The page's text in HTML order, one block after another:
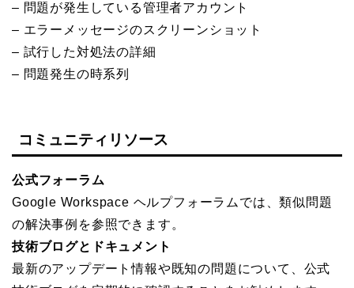
– 問題が発生している管理者アカウント
– エラーメッセージのスクリーンショット
– 試行した対処法の詳細
– 問題発生の時系列
コミュニティリソース
公式フォーラム
Google Workspace ヘルプフォーラムでは、類似問題
の解決事例を参照できます。
技術ブログとドキュメント
最新のアップデート情報や既知の問題について、公式